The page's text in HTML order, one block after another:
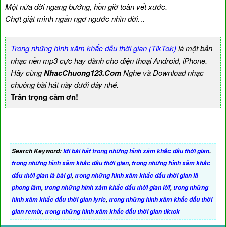
Một nửa đời ngang bướng, hồn giờ toàn vết xước.
Chợt giật mình ngẩn ngơ ngước nhìn đời…
Trong những hình xăm khắc dấu thời gian (TikTok) là một bản
nhạc nền mp3 cực hay dành cho điện thoại Android, iPhone.
Hãy cùngNhacChuong123.ComNghe và Download nhạc
chuông bài hát này dưới đây nhé.
Trân trọng cảm ơn!
Search Keyword:lời bài hát trong những hình xăm khắc dấu thời gian,
trong những hình xăm khắc dấu thời gian,trong những hình xăm khắc
dấu thời gian là bài gì,trong những hình xăm khắc dấu thời gian lã
phong lâm,trong những hình xăm khắc dấu thời gian lời,trong những
hình xăm khắc dấu thời gian lyric,trong những hình xăm khắc dấu thời
gian remix,trong những hình xăm khắc dấu thời gian tiktok